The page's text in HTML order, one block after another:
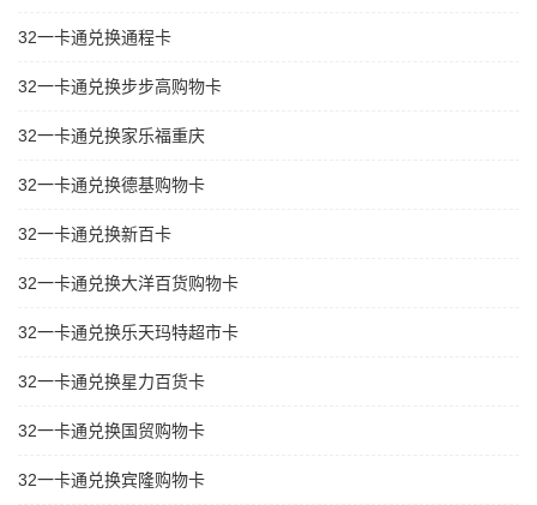
32一卡通兑换通程卡
32一卡通兑换步步高购物卡
32一卡通兑换家乐福重庆
32一卡通兑换德基购物卡
32一卡通兑换新百卡
32一卡通兑换大洋百货购物卡
32一卡通兑换乐天玛特超市卡
32一卡通兑换星力百货卡
32一卡通兑换国贸购物卡
32一卡通兑换宾隆购物卡